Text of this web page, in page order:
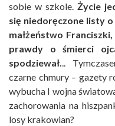
sobie w szkole. Życie
się niedoręczone listy
małżeństwo
prawdy o śmierci
spodziewał...
czarne chmury – gazety
wybucha I wojna
zachorowania na
losy krakowian?